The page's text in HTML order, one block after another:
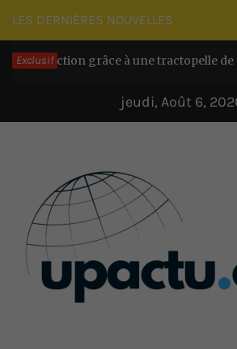
Passer
au
contenu
LES DERNIÈRES NOUVELLES
Exclusif
grâce à une tractopelle de dernière
jeudi, Août 6,